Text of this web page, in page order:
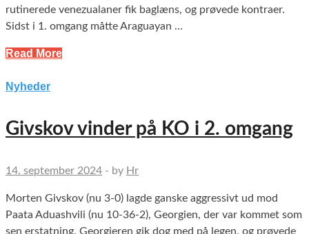
rutinerede venezualaner fik baglæns, og prøvede kontraer.
Sidst i 1. omgang måtte Araguayan …
Read More
Nyheder
Givskov vinder på KO i 2. omgang
14. september 2024 - by Hr
Morten Givskov (nu 3-0) lagde ganske aggressivt ud mod
Paata Aduashvili (nu 10-36-2), Georgien, der var kommet som
sen erstatning. Georgieren gik dog med på legen, og prøvede